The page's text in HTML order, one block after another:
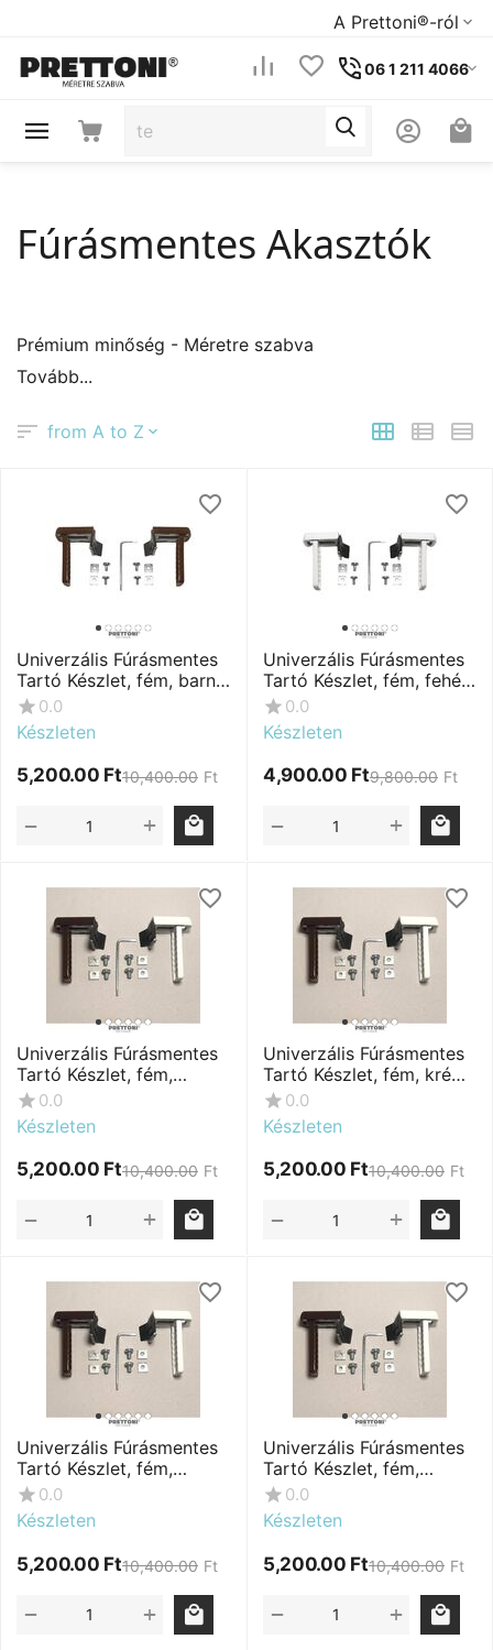
A Prettoni®-ról
06 1 211 4066
Fúrásmentes Akasztók
Prémium minőség - Méretre szabva
Tovább...
from A to Z
Univerzális Fúrásmentes
Tartó Készlet, fém, barna,
2 db
0.0
Készleten
5,200.00 Ft10,400.00 Ft
+
−
Univerzális Fúrásmentes
Tartó Készlet, fém, fehér,
2 db
0.0
Készleten
4,900.00 Ft9,800.00 Ft
+
−
Univerzális Fúrásmentes
Tartó Készlet, fém,
fekete, 2 db
0.0
Készleten
5,200.00 Ft10,400.00 Ft
+
−
Univerzális Fúrásmentes
Tartó Készlet, fém, krém,
2 db
0.0
Készleten
5,200.00 Ft10,400.00 Ft
+
−
Univerzális Fúrásmentes
Tartó Készlet, fém,
szürke, 2 db
0.0
Készleten
5,200.00 Ft10,400.00 Ft
+
−
Univerzális Fúrásmentes
Tartó Készlet, fém,
világos szürke, 2 db
0.0
Készleten
5,200.00 Ft10,400.00 Ft
+
−